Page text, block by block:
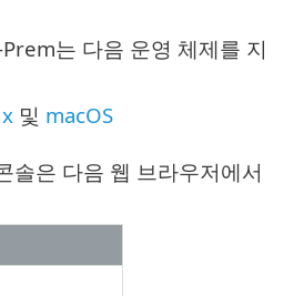
Prem는 다음 운영 체제를 지
및 macOS
솔은 다음 웹 브라우저에서